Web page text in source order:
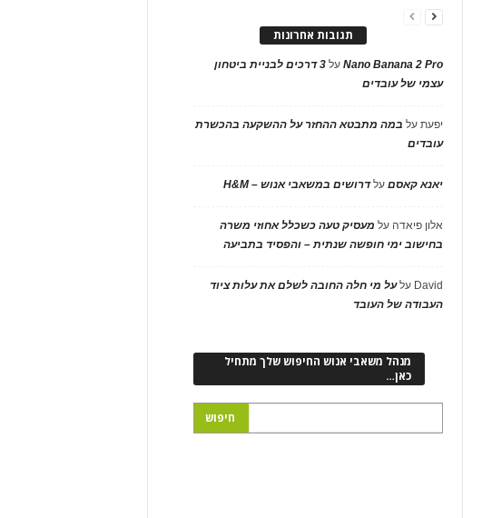
תגובות אחרונות
Nano Banana 2 Proעל
3 דרכים לבניית ביטחון
עצמי של עובדים
יפעתעל במה מתבטא ההחזר על ההשקעה בהכשרת
עובדים
יאנא קאסםעלדרושים במשאבי אנוש – H&M
אלון פיאדה על מעסיק טעה כשכלל אחוזי משרה
בחישוב ימי חופשה שנתית – והפסיד בתביעה
David עלעל מי חלה החובה לשלם את עלות ציוד
העבודה של העובד
מנהל משאבי אנוש החיפוש שלך מתחיל
כאן…